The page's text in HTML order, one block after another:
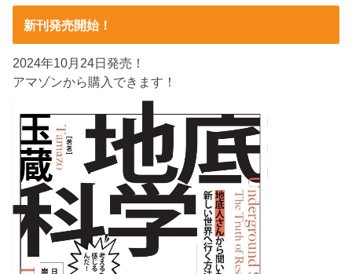
新刊発売開始！
2024年10月24日発売！
アマゾンから購入できます！